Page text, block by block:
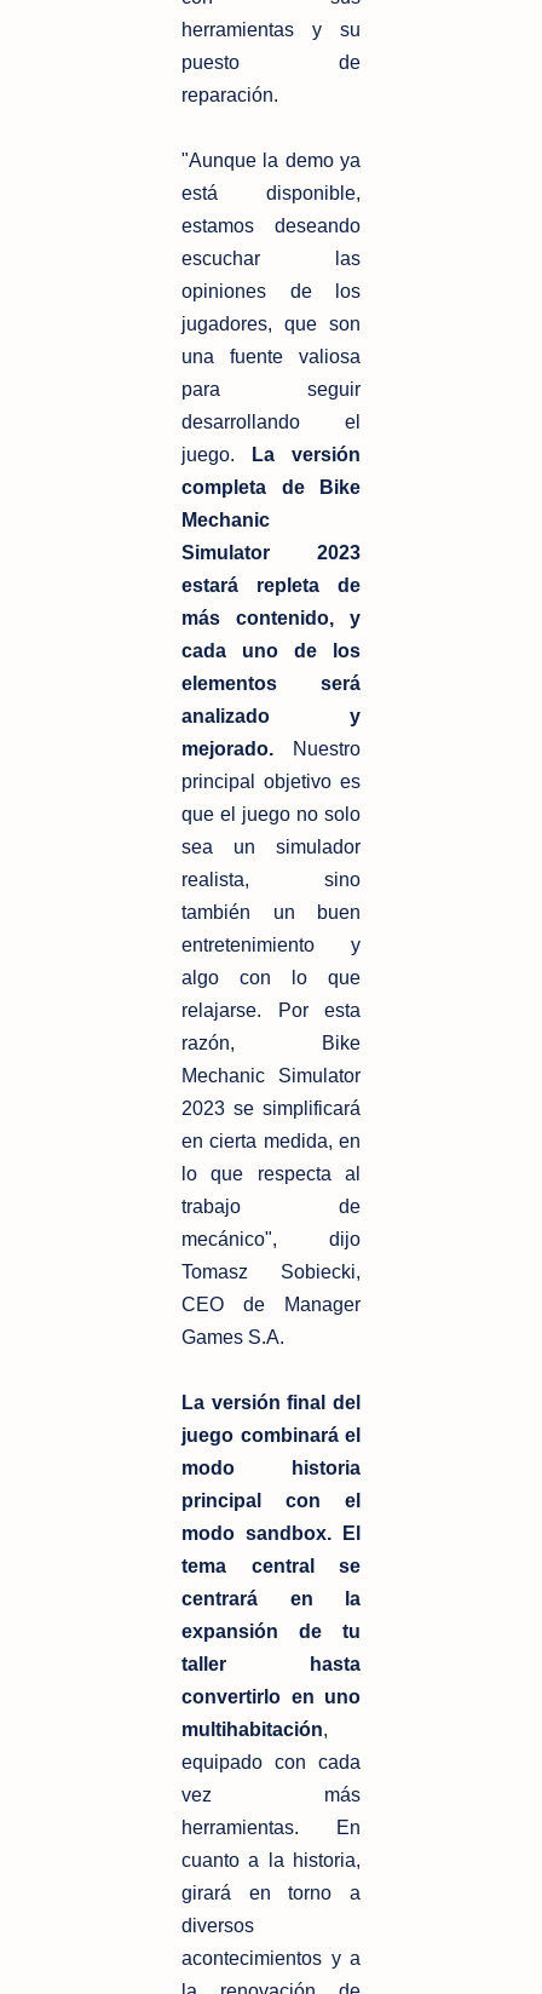
herramientas y su
puesto de
reparación.
"Aunque la demo ya
está disponible,
estamos deseando
escuchar las
opiniones de los
jugadores, que son
una fuente valiosa
para seguir
desarrollando el
juego.
La versión
completa de Bike
Mechanic
Simulator 2023
estará repleta de
más contenido, y
cada uno de los
elementos será
analizado y
mejorado.
Nuestro
principal objetivo es
que el juego no solo
sea un simulador
realista, sino
también un buen
entretenimiento y
algo con lo que
relajarse. Por esta
razón, Bike
Mechanic Simulator
2023 se simplificará
en cierta medida, en
lo que respecta al
trabajo de
mecánico", dijo
Tomasz Sobiecki,
CEO de Manager
Games S.A.
La versión final del
juego combinará el
modo historia
principal con el
modo sandbox. El
tema central se
centrará en la
expansión de tu
taller hasta
convertirlo en uno
multihabitación,
equipado con cada
vez más
herramientas. En
cuanto a la historia,
girará en torno a
diversos
acontecimientos y a